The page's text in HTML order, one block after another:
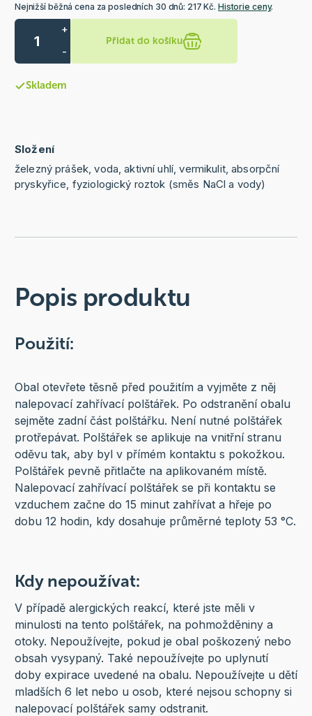
Nejnižší běžná cena za posledních 30 dnů: 217 Kč. Historie ceny.
+
-
Přidat do košíku
Skladem
Složení
železný prášek, voda, aktivní uhlí, vermikulit, absorpční
pryskyřice, fyziologický roztok (směs NaCl a vody)
Popis produktu
Použití:
Obal otevřete těsně před použitím a vyjměte z něj
nalepovací zahřívací polštářek. Po odstranění obalu
sejměte zadní část polštářku. Není nutné polštářek
protřepávat. Polštářek se aplikuje na vnitřní stranu
oděvu tak, aby byl v přímém kontaktu s pokožkou.
Polštářek pevně přitlačte na aplikovaném místě.
Nalepovací zahřívací polštářek se při kontaktu se
vzduchem začne do 15 minut zahřívat a hřeje po
dobu 12 hodin, kdy dosahuje průměrné teploty 53 °C.
Kdy nepoužívat:
V případě alergických reakcí, které jste měli v
minulosti na tento polštářek, na pohmožděniny a
otoky. Nepoužívejte, pokud je obal poškozený nebo
obsah vysypaný. Také nepoužívejte po uplynutí
doby expirace uvedené na obalu. Nepoužívejte u dětí
mladších 6 let nebo u osob, které nejsou schopny si
nalepovací polštářek samy odstranit.